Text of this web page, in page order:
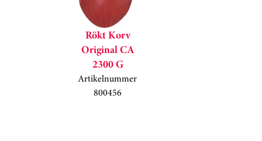
Rökt Korv
Original CA
2300 G
Artikelnummer
800456